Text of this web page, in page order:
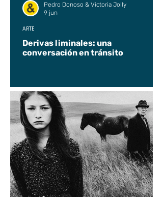
Derivas liminales: una
conversación en tránsito
ARTE
Pedro Donoso & Victoria Jolly
9 jun